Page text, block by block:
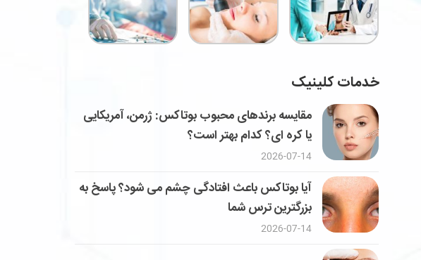
خدمات کلینیک
مقایسه برندهای محبوب بوتاکس: ژرمن، آمریکایی
یا کره ای؟ کدام بهتر است؟
2026-07-14
آیا بوتاکس باعث افتادگی چشم می شود؟ پاسخ به
بزرگترین ترس شما
2026-07-14